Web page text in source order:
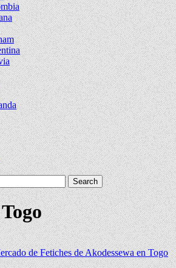
Togo
de Fetiches de Akodessewa en Togo